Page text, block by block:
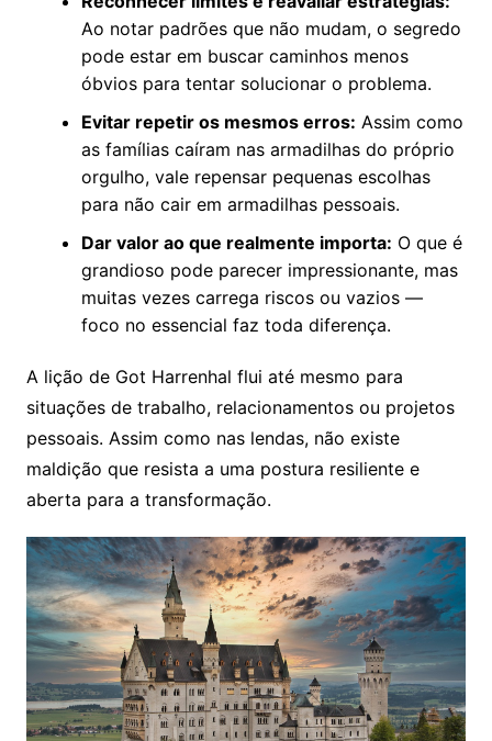
Ao notar padrões que não mudam, o segredo
pode estar em buscar caminhos menos
óbvios para tentar solucionar o problema.
Evitar repetir os mesmos erros: Assim como
as famílias caíram nas armadilhas do próprio
orgulho, vale repensar pequenas escolhas
para não cair em armadilhas pessoais.
Dar valor ao que realmente importa: O que é
grandioso pode parecer impressionante, mas
muitas vezes carrega riscos ou vazios —
foco no essencial faz toda diferença.
A lição de Got Harrenhal flui até mesmo para
situações de trabalho, relacionamentos ou projetos
pessoais. Assim como nas lendas, não existe
maldição que resista a uma postura resiliente e
aberta para a transformação.